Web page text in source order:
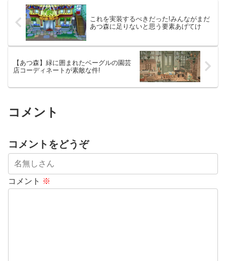
これを実装するべきだった!みんながまだ
あつ森に足りないと思う要素あげてけ
【あつ森】緑に囲まれたベーグルの園芸
店コーディネートが素敵な件!
コメント
コメントをどうぞ
コメント ※